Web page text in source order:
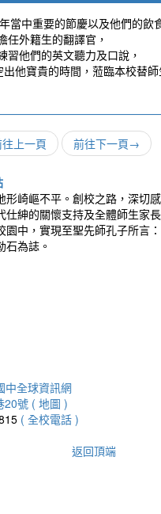
當中重要的節慶以及他們的飲
任外籍生的翻譯官，
他們的英文聽力及口說，
他寶貴的時間，蒞臨本校替
上一頁 前往下一頁→
崎嶇不平。創校之路，深切
紳的關懷支持及全體師生家
中，實現至聖先師孔子所言
為誌。
中全球資訊網
20號 ( 地圖 )
( 全校電話 )
返回頂端